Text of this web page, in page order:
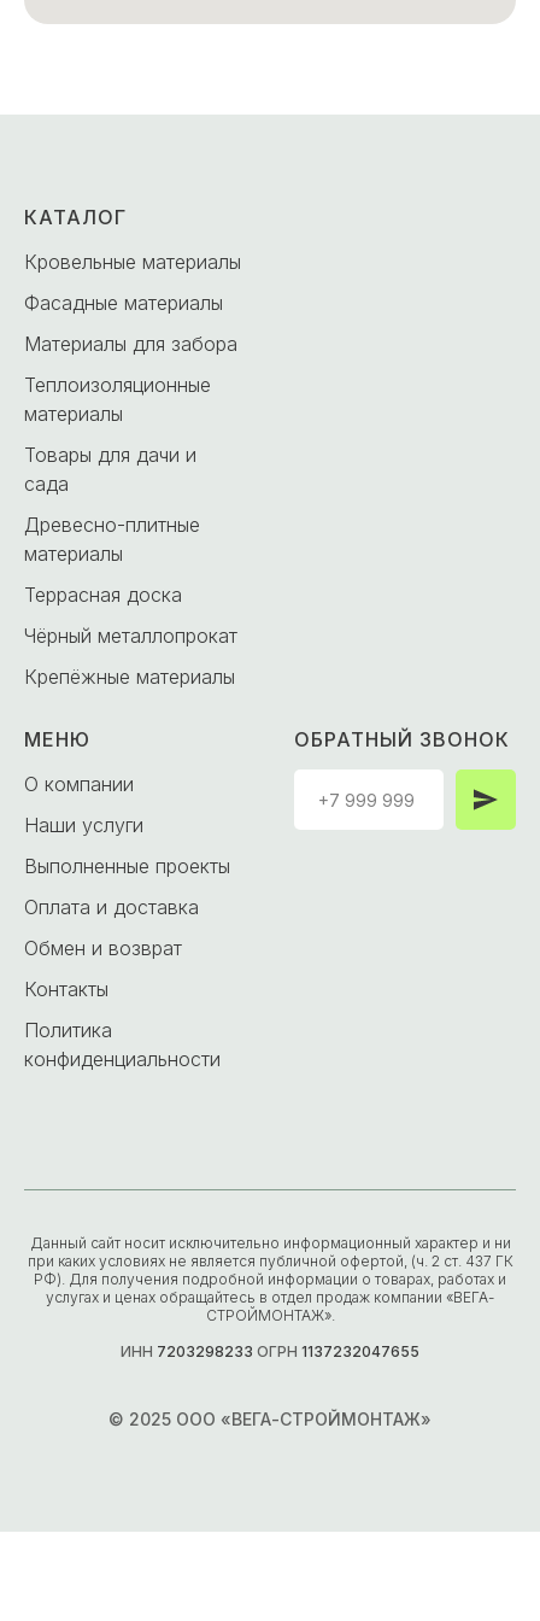
КАТАЛОГ
Кровельные материалы
Фасадные материалы
Материалы для забора
Теплоизоляционные
материалы
Товары для дачи и
сада
Древесно-плитные
материалы
Террасная доска
Чёрный металлопрокат
Крепёжные материалы
МЕНЮ
О компании
Наши услуги
Выполненные проекты
Оплата и доставка
Обмен и возврат
Контакты
Политика
конфиденциальности
ОБРАТНЫЙ ЗВОНОК
Данный сайт носит исключительно информационный характер и ни
при каких условиях не является публичной офертой, (ч. 2 ст. 437 ГК
РФ). Для получения подробной информации о товарах, работах и
услугах и ценах обращайтесь в отдел продаж компании «ВЕГА-
СТРОЙМОНТАЖ».
ИНН 7203298233 ОГРН 1137232047655
© 2025 ООО «ВЕГА-СТРОЙМОНТАЖ»